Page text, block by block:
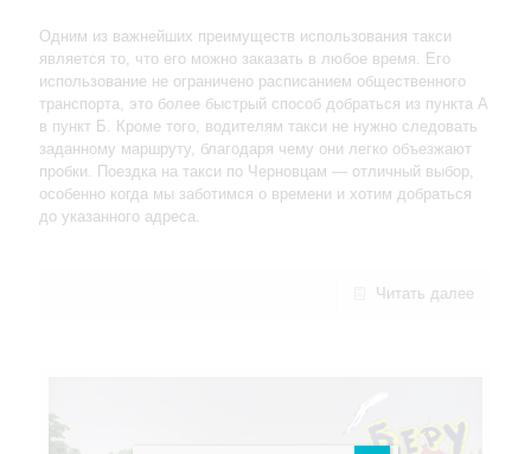
Одним из важнейших преимуществ использования такси
является то, что его можно заказать в любое время. Его
использование не ограничено расписанием общественного
транспорта, это более быстрый способ добраться из пункта А
в пункт Б. Кроме того, водителям такси не нужно следовать
заданному маршруту, благодаря чему они легко объезжают
пробки. Поездка на такси по Черновцам — отличный выбор,
особенно когда мы заботимся о времени и хотим добраться
до указанного адреса.
Читать далее